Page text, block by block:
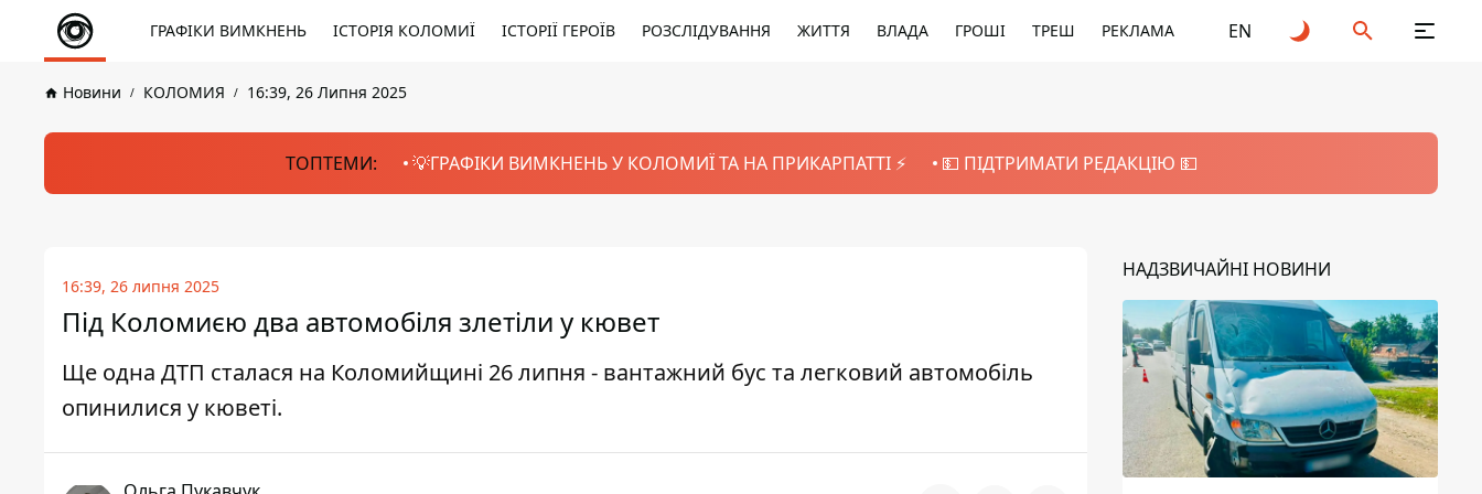
ГРАФІКИ ВИМКНЕНЬ ІСТОРІЯ КОЛОМИЇ ІСТОРІЇ ГЕРОЇВ РОЗСЛІДУВАННЯ ЖИТТЯ ВЛАДА ГРОШІ ТРЕШ РЕКЛАМА EN
Новини КОЛОМИЯ 16:39, 26 Липня 2025
ТОПТЕМИ: 💡ГРАФІКИ ВИМКНЕНЬ У КОЛОМИЇ ТА НА ПРИКАРПАТТІ ⚡️ 💵 ПІДТРИМАТИ РЕДАКЦІЮ 💵
16:39, 26 липня 2025
Під Коломиєю два автомобіля злетіли у кювет
Ще одна ДТП сталася на Коломийщині 26 липня - вантажний бус та легковий автомобіль
опинилися у кюветі.
НАДЗВИЧАЙНІ НОВИНИ